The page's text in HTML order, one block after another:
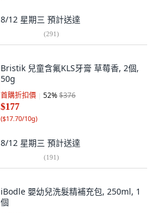
8/12 星期三 預計送達
(291)
Bristik 兒童含氟KLS牙膏 草莓香, 2個,
50g
首購折扣價 52%$376
$177
($17.70/10g)
8/12 星期三 預計送達
(191)
iBodle 嬰幼兒洗髮精補充包, 250ml, 1
個